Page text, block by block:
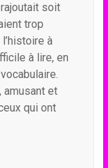
soit
trop
à
à lire, en
amusant et
qui ont